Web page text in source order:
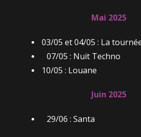
Mai 2025
03/05 et 04/05 : La
07/05 : Nuit Techno
10/05 : Louane
Juin 2025
29/06 : Santa